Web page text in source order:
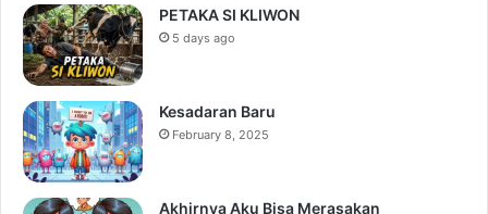
PETAKA SI KLIWON
5 days ago
Kesadaran Baru
February 8, 2025
Akhirnya Aku Bisa Merasakan